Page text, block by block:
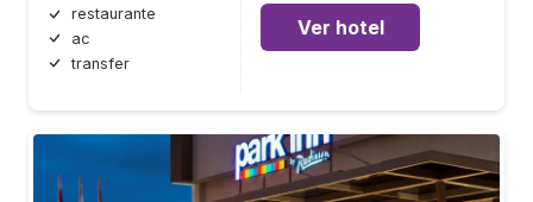
restaurante
ac
transfer
Ver hotel